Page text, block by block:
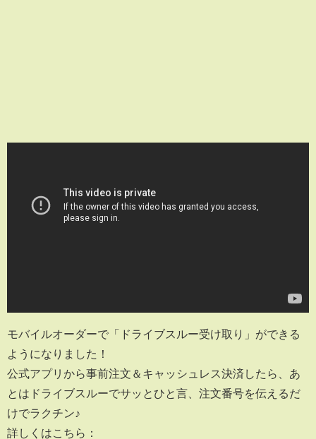
モバイルオーダーで「ドライブスルー受け取り」ができる
ようになりました！
公式アプリから事前注文＆キャッシュレス決済したら、あ
とはドライブスルーでサッとひと言、注文番号を伝えるだ
けでラクチン♪
詳しくはこちら：